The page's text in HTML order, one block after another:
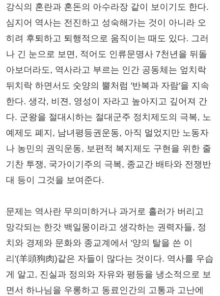
강식의 혼란과 혼돈의 아수라장 같이 보이기도 한다.
심지어 역사는 전진하고 성숙해가는 것이 아니라 오
히려 후퇴하고 퇴행적으로 움직이는 때도 있다. 그러
나 긴 눈으로 보면, 적어도 인류문명사 7천년을 뒤돌
아보더라도, 역사라고 부르는 인간 공동체는 엎치락
뒤치락 하면서도 숫양의 뿔처럼 '반복과 자람'을 지속
한다. 생각, 비젼, 영성이 자라고 높아지고 깊어져 간
다. 군왕을 절대시하는 절대군주 정치제도의 극복, 노
예제도 폐지, 남녀평등권운동, 아직 멀었지만 노동자
나 농민의 권익운동, 보편적 복지제도 구현을 위한 줄
기찬 투쟁, 국가이기주의 극복, 종교간 배타와 전쟁반
대 등이 그것을 보여준다.
문제는 역사란 무의미하거나 과거로 흘러가 버리고
망각되는 한갓 백일몽이라고 생각하는 권력자들, 정
치와 경제와 문화와 종교계에서 '양의 탈을 쓴 이
리'(羊頭狗肉)같은 자들이 많다는 것이다. 역사를 우습
게 알고, 진실과 정의와 자유와 평등을 냉소적으로 보
면서 하나님을 우롱하고 동료인간의 고통과 고난에